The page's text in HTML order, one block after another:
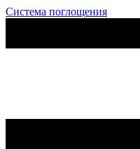
Система поглощения